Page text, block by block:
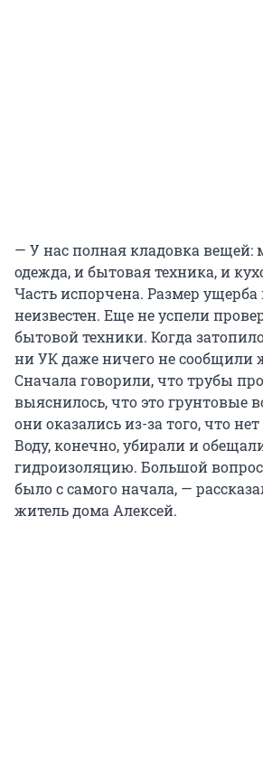
— У нас полная кладовка вещей:
одежда, и бытовая техника, и
Часть испорчена. Размер ущерба
неизвестен. Еще не успели
бытовой техники. Когда
ни УК даже ничего не сообщили
Сначала говорили, что трубы
выяснилось, что это грунтовые
они оказались из-за того, что
Воду, конечно, убирали и
гидроизоляцию. Большой
было с самого начала, —
житель дома Алексей.